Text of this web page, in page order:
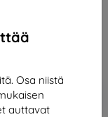
Osa niistä
auttavat
Lisää
ostoskoriin